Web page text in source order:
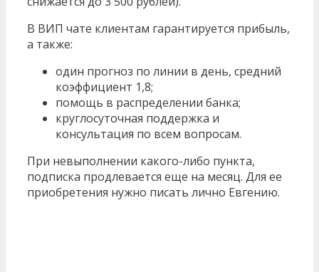
В ВИП чате клиентам гарантируется прибыль,
а также:
один прогноз по линии в день, средний
коэффициент 1,8;
помощь в распределении банка;
круглосуточная поддержка и
консультация по всем вопросам.
При невыполнении какого-либо пункта,
подписка продлевается еще на месяц. Для ее
приобретения нужно писать лично Евгению.